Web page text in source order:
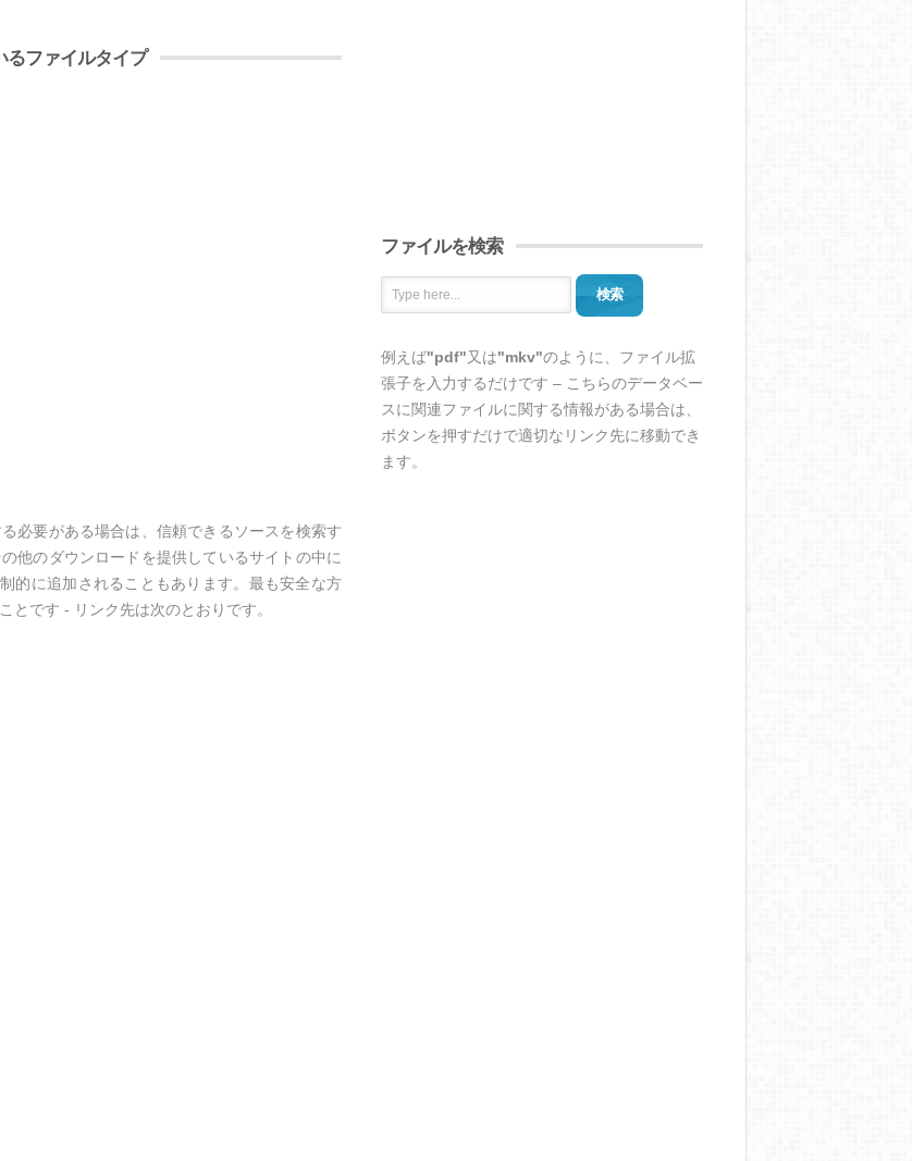
るファイルタイプ
必要がある場合は、信頼できるソースを検索す
他のダウンロードを提供しているサイトの中に
的に追加されることもあります。最も安全な方
とです - リンク先は次のとおりです。
ファイルを検索
検索
例えば"pdf"又は"mkv"のように、ファイル拡
張子を入力するだけです – こちらのデータベー
スに関連ファイルに関する情報がある場合は、
ボタンを押すだけで適切なリンク先に移動でき
ます。